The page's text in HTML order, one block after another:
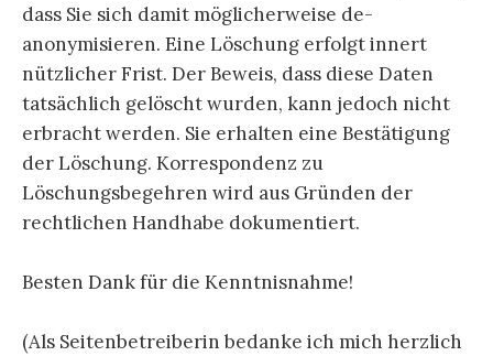
dass Sie sich damit möglicherweise de-
anonymisieren. Eine Löschung erfolgt innert
nützlicher Frist. Der Beweis, dass diese Daten
tatsächlich gelöscht wurden, kann jedoch nicht
erbracht werden. Sie erhalten eine Bestätigung
der Löschung. Korrespondenz zu
Löschungsbegehren wird aus Gründen der
rechtlichen Handhabe dokumentiert.
Besten Dank für die Kenntnisnahme!
(Als Seitenbetreiberin bedanke ich mich herzlich